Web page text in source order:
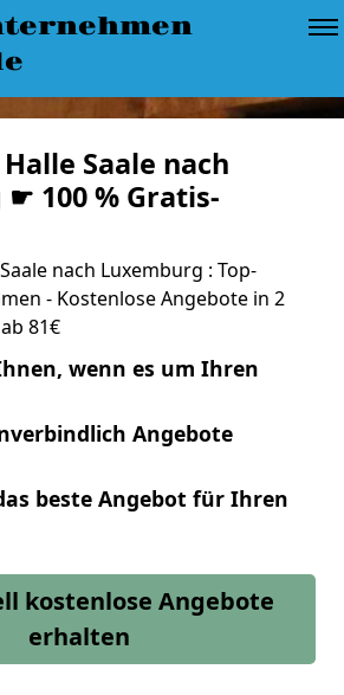
Saale nach
100 % Gratis-
nach Luxemburg : Top-
- Kostenlose Angebote in 2
81€
wenn es um Ihren
Angebote
beste Angebot für Ihren
kostenlose Angebote
erhalten